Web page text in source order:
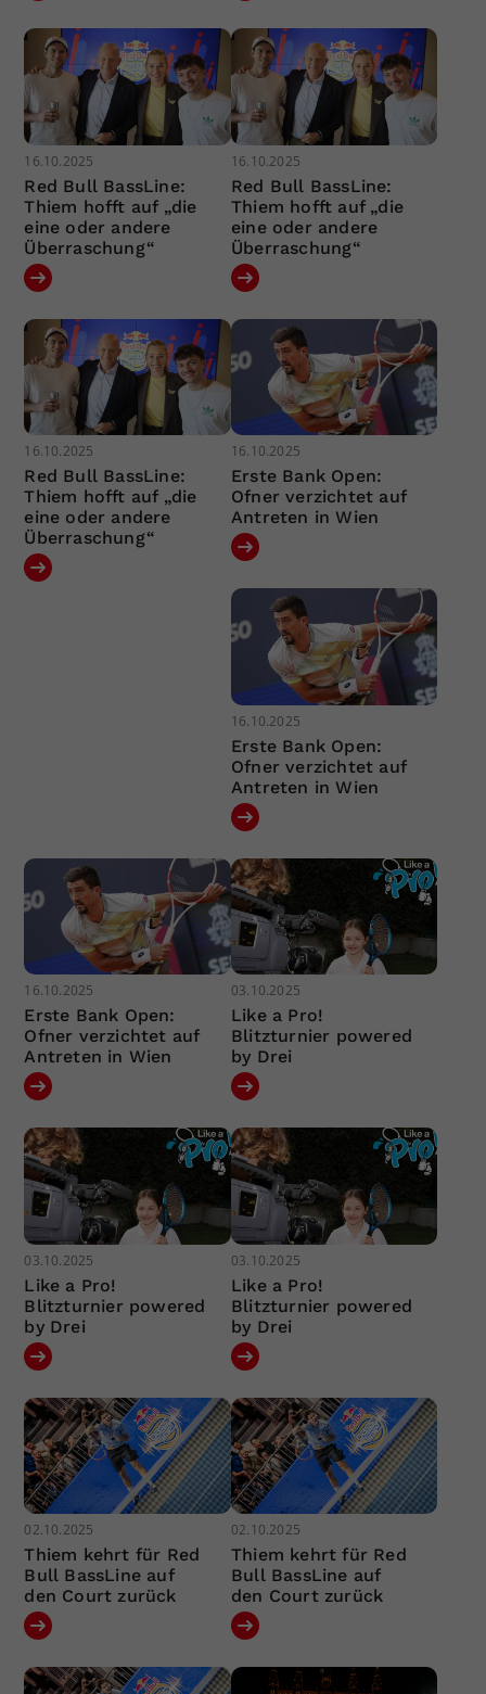
16.10.2025
Red Bull BassLine:
Thiem hofft auf „die
eine oder andere
Überraschung“
16.10.2025
Red Bull BassLine:
Thiem hofft auf „die
eine oder andere
Überraschung“
16.10.2025
Red Bull BassLine:
Thiem hofft auf „die
eine oder andere
Überraschung“
16.10.2025
Erste Bank Open:
Ofner verzichtet auf
Antreten in Wien
16.10.2025
Erste Bank Open:
Ofner verzichtet auf
Antreten in Wien
16.10.2025
Erste Bank Open:
Ofner verzichtet auf
Antreten in Wien
03.10.2025
Like a Pro!
Blitzturnier powered
by Drei
03.10.2025
Like a Pro!
Blitzturnier powered
by Drei
03.10.2025
Like a Pro!
Blitzturnier powered
by Drei
02.10.2025
Thiem kehrt für Red
Bull BassLine auf
den Court zurück
02.10.2025
Thiem kehrt für Red
Bull BassLine auf
den Court zurück